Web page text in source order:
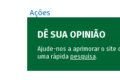
Ações
DÊ SUA OPINIÃO
Ajude-nos a aprimorar o site
uma rápida pesquisa.